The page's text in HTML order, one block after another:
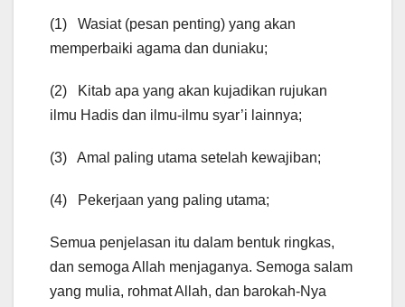
(1) Wasiat (pesan penting) yang akan
memperbaiki agama dan duniaku;
(2) Kitab apa yang akan kujadikan rujukan
ilmu Hadis dan ilmu-ilmu syar’i lainnya;
(3) Amal paling utama setelah kewajiban;
(4) Pekerjaan yang paling utama;
Semua penjelasan itu dalam bentuk ringkas,
dan semoga Allah menjaganya. Semoga salam
yang mulia, rohmat Allah, dan barokah-Nya